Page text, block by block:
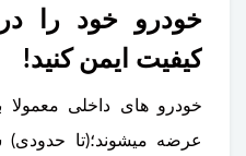
خودرو خود را
کیفیت ایمن کنید!
خودرو های داخلی معمولا
عرضه میشوند؛(تا حدودی)